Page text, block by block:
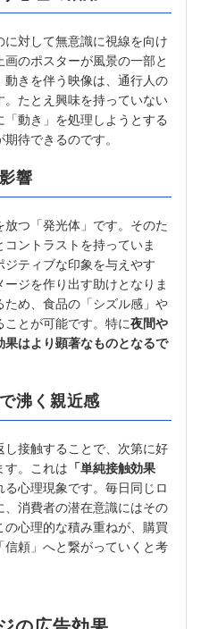
対して無意識に視線を向け
のポスターが風景の一部と
動きを伴う映像は、通行人の
たとえ興味を持っていない
動き」を処理しようとする
期待できるのです。
響
つ「発光体」です。そのた
ントラストを持っていま
ティブな印象を与えやす
ジを作り出す助けとなりま
め、食品の「シズル感」や
とが可能です。特に夜間や
はより顕著なものとなるで
沸く親近感
し接触することで、次第に好
す。これは 「単純接触効果
る心理現象です。毎日同じロ
消費者の潜在意識にはその
心理的な積み重ねが、購買
頼」へと繋がっていくと考